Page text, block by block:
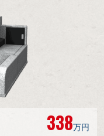
338万円